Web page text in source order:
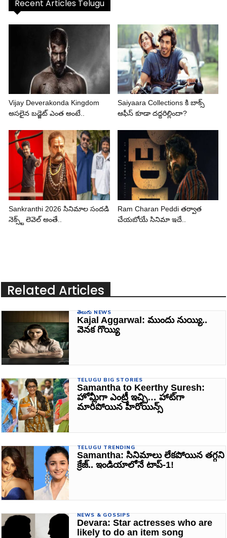
Recent Articles Telugu
Vijay Deverakonda Kingdom
అసలైన బడ్జెట్ ఎంత అంటే..
Saiyaara Collections కి బాక్స్
ఆఫీస్ కూడా దద్దరిల్లిందా?
Sankranthi 2026 సినిమాల సందడి
నెక్స్ట్ లెవెల్ అంతే..
Ram Charan Peddi తర్వాత
చేయబోయే సినిమా ఇదే..
Related Articles
తెలుగు NEWS
Kajal Aggarwal: ముందు నుయ్యి..
వెనక గొయ్యి
TELUGU BIG STORIES
Samantha to Keerthy Suresh:
హోమ్లీగా ఎంట్రీ ఇచ్చి… హాట్‌గా
మారిపోయిన హీరోయిన్స్‌
TELUGU TRENDING
Samantha: సినిమాలు లేకపోయిన తగ్గని
క్రేజ్‌.. ఇండియాలోనే టాప్-1!
NEWS & GOSSIPS
Devara: Star actresses who are
likely to do an item song